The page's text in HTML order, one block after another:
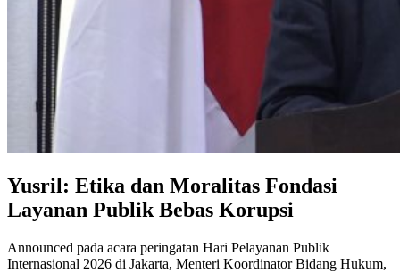
Yusril: Etika dan Moralitas Fondasi
Layanan Publik Bebas Korupsi
Announced pada acara peringatan Hari Pelayanan Publik
Internasional 2026 di Jakarta, Menteri Koordinator Bidang Hukum,